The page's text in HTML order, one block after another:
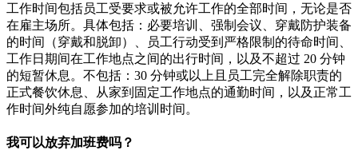
工作时间包括员工受要求或被允许工作的全部时间，无论是否
在雇主场所。具体包括：必要培训、强制会议、穿戴防护装备
的时间（穿戴和脱卸）、员工行动受到严格限制的待命时间、
工作日期间在工作地点之间的出行时间，以及不超过 20 分钟
的短暂休息。不包括：30 分钟或以上且员工完全解除职责的
正式餐饮休息、从家到固定工作地点的通勤时间，以及正常工
作时间外纯自愿参加的培训时间。
我可以放弃加班费吗？